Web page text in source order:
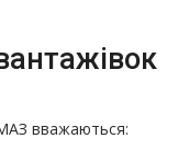
вважаються: